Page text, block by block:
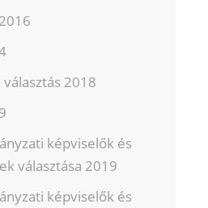
2018
képviselők és
választása 2019
képviselők és